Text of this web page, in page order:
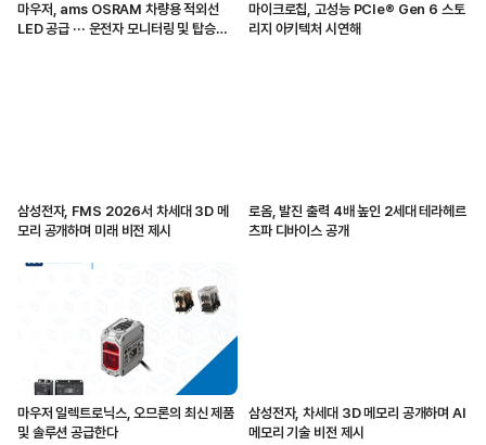
마우저, ams OSRAM 차량용 적외선
LED 공급 ··· 운전자 모니터링 및 탑승자
마이크로칩, 고성능 PCIe® Gen 6 스토
리지 아키텍처 시연해
삼성전자, FMS 2026서 차세대 3D 메
모리 공개하며 미래 비전 제시
로옴, 발진 출력 4배 높인 2세대 테라헤르
츠파 디바이스 공개
마우저 일렉트로닉스, 오므론의 최신 제품
및 솔루션 공급한다
삼성전자, 차세대 3D 메모리 공개하며 AI
메모리 기술 비전 제시